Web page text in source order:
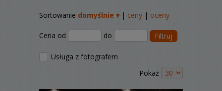
Sortowanie domyślnie ▾| ceny | oceny
Cena od do Filtruj
Usługa z fotografem
Pokaż